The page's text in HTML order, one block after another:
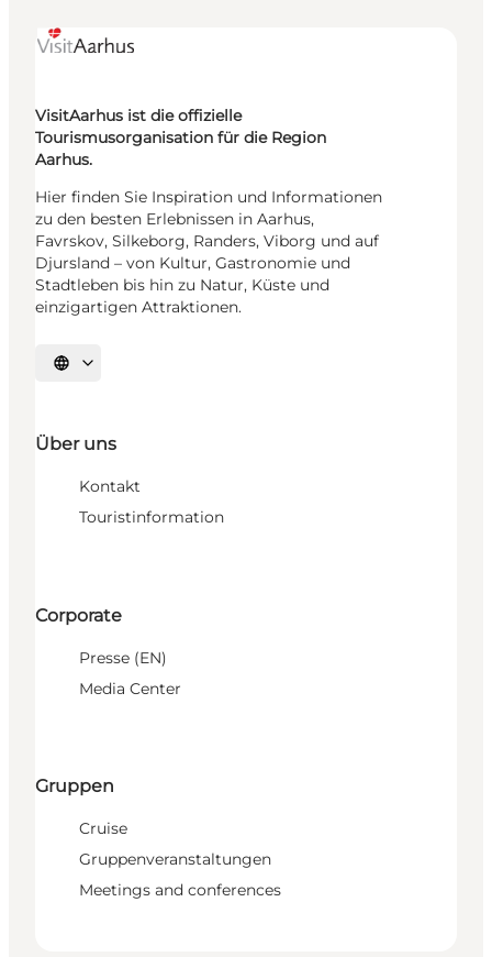
VisitAarhus ist die offizielle
Tourismusorganisation für die Region
Aarhus.
Hier finden Sie Inspiration und Informationen
zu den besten Erlebnissen in Aarhus,
Favrskov, Silkeborg, Randers, Viborg und auf
Djursland – von Kultur, Gastronomie und
Stadtleben bis hin zu Natur, Küste und
einzigartigen Attraktionen.
Sprache auswählen
Über uns
Kontakt
Touristinformation
Corporate
Presse (EN)
Media Center
Gruppen
Cruise
Gruppenveranstaltungen
Meetings and conferences